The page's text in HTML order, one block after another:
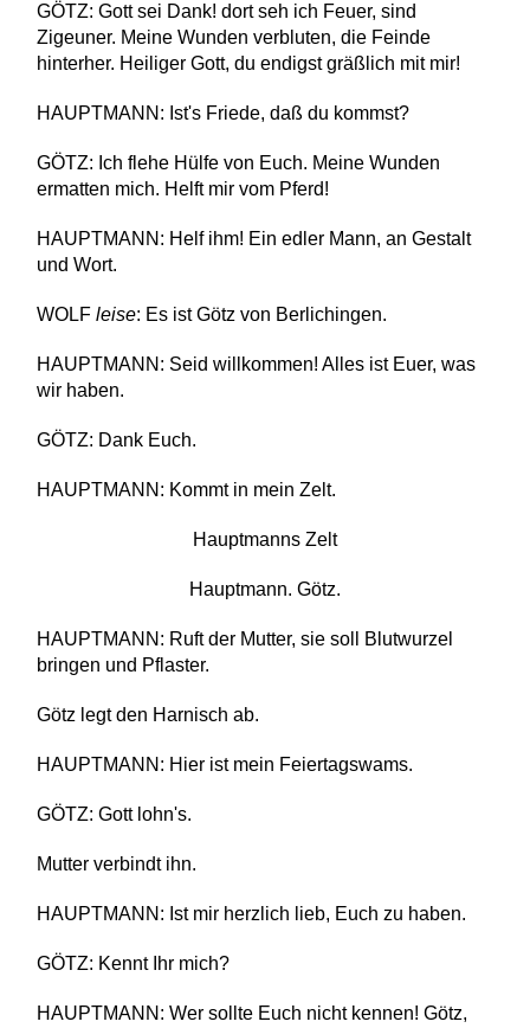
GÖTZ: Gott sei Dank! dort seh ich Feuer, sind
Zigeuner. Meine Wunden verbluten, die Feinde
hinterher. Heiliger Gott, du endigst gräßlich mit mir!
HAUPTMANN: Ist's Friede, daß du kommst?
GÖTZ: Ich flehe Hülfe von Euch. Meine Wunden
ermatten mich. Helft mir vom Pferd!
HAUPTMANN: Helf ihm! Ein edler Mann, an Gestalt
und Wort.
WOLFleise: Es ist Götz von Berlichingen.
HAUPTMANN: Seid willkommen! Alles ist Euer, was
wir haben.
GÖTZ: Dank Euch.
HAUPTMANN: Kommt in mein Zelt.
Hauptmanns Zelt
Hauptmann. Götz.
HAUPTMANN: Ruft der Mutter, sie soll Blutwurzel
bringen und Pflaster.
Götz legt den Harnisch ab.
HAUPTMANN: Hier ist mein Feiertagswams.
GÖTZ: Gott lohn's.
Mutter verbindt ihn.
HAUPTMANN: Ist mir herzlich lieb, Euch zu haben.
GÖTZ: Kennt Ihr mich?
HAUPTMANN: Wer sollte Euch nicht kennen! Götz,